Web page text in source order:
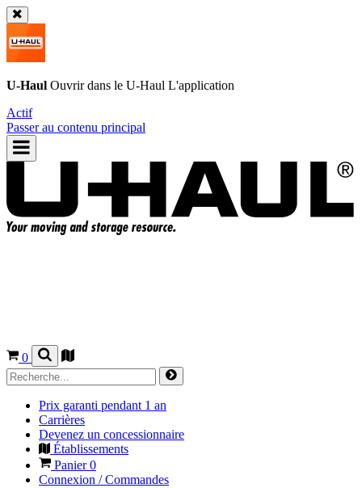
U-Haul Ouvrir dans le U-Haul L'application
Actif
Passer au contenu principal
0
Prix garanti pendant 1 an
Carrières
Devenez un concessionnaire
Établissements
Panier0
Connexion / Commandes